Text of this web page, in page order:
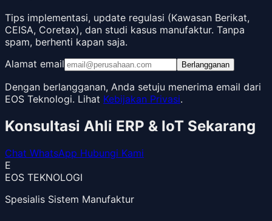
Tips implementasi, update regulasi (Kawasan Berikat,
CEISA, Coretax), dan studi kasus manufaktur. Tanpa
spam, berhenti kapan saja.
Alamat email
Berlangganan
Dengan berlangganan, Anda setuju menerima email dari
EOS Teknologi. Lihat Kebijakan Privasi.
Konsultasi Ahli ERP & IoT Sekarang
Chat WhatsApp Hubungi Kami
E
EOS TEKNOLOGI
Spesialis Sistem Manufaktur